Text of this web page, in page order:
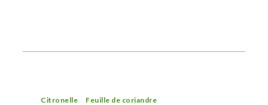
Citronelle Feuille de coriandre